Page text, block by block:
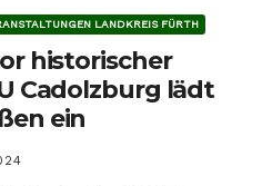
LANDKREIS FÜRTH
historischer
Cadolzburg lädt
ein